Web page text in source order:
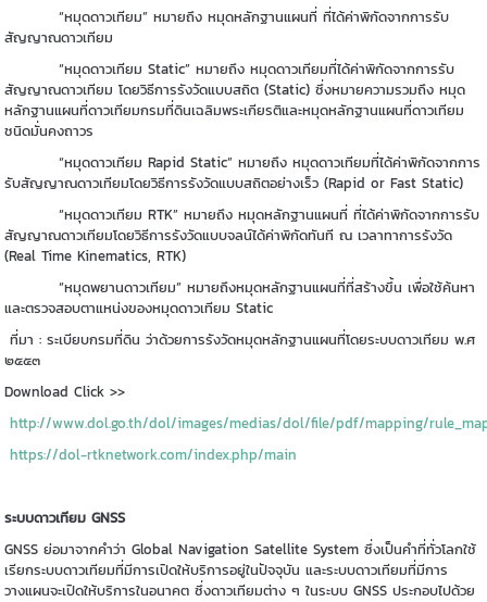
“หมุดดาวเทียม” หมายถึง หมุดหลักฐานแผนที่ ที่ได้ค่าพิกัดจากการรับ
สัญญาณดาวเทียม
“หมุดดาวเทียม Static” หมายถึง หมุดดาวเทียมที่ได้ค่าพิกัดจากการรับ
สัญญาณดาวเทียม โดยวิธีการรังวัดแบบสถิต (Static) ซึ่งหมายความรวมถึง หมุด
หลักฐานแผนที่ดาวเทียมกรมที่ดินเฉลิมพระเกียรติและหมุดหลักฐานแผนที่ดาวเทียม
ชนิดมั่นคงถาวร
“หมุดดาวเทียม Rapid Static” หมายถึง หมุดดาวเทียมที่ได้ค่าพิกัดจากการ
รับสัญญาณดาวเทียมโดยวิธีการรังวัดแบบสถิตอย่างเร็ว (Rapid or Fast Static)
“หมุดดาวเทียม RTK” หมายถึง หมุดหลักฐานแผนที่ ที่ได้ค่าพิกัดจากการรับ
สัญญาณดาวเทียมโดยวิธีการรังวัดแบบจลน์ได้ค่าพิกัดทันที ณ เวลาทาการรังวัด
(Real Time Kinematics, RTK)
“หมุดพยานดาวเทียม” หมายถึงหมุดหลักฐานแผนที่ที่สร้างขึ้น เพื่อใช้ค้นหา
และตรวจสอบตาแหน่งของหมุดดาวเทียม Static
ที่มา : ระเบียบกรมที่ดิน ว่าด้วยการรังวัดหมุดหลักฐานแผนที่โดยระบบดาวเทียม พ.ศ
๒๕๕๓
Download Click >>
http://www.dol.go.th/dol/images/medias/dol/file/pdf/mapping/
https://dol-rtknetwork.com/index.php/main
ระบบดาวเทียม GNSS
GNSS ย่อมาจากคำว่า Global Navigation Satellite System ซึ่งเป็นคำที่ทั่วโลกใช้
เรียกระบบดาวเทียมที่มีการเปิดให้บริการอยู่ในปัจจุบัน และระบบดาวเทียมที่มีการ
วางแผนจะเปิดให้บริการในอนาคต ซึ่งดาวเทียมต่าง ๆ ในระบบ GNSS ประกอบไปด้วย